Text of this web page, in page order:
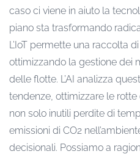
caso ci viene in aiuto la
piano sta trasformando
L’IoT permette una raccolta
ottimizzando la gestione dei
delle flotte. L’AI analizza
tendenze, ottimizzare le
non solo inutili perdite di
emissioni di CO2
decisionali. Possiamo a